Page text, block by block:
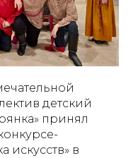
детский
принял
искусств» в